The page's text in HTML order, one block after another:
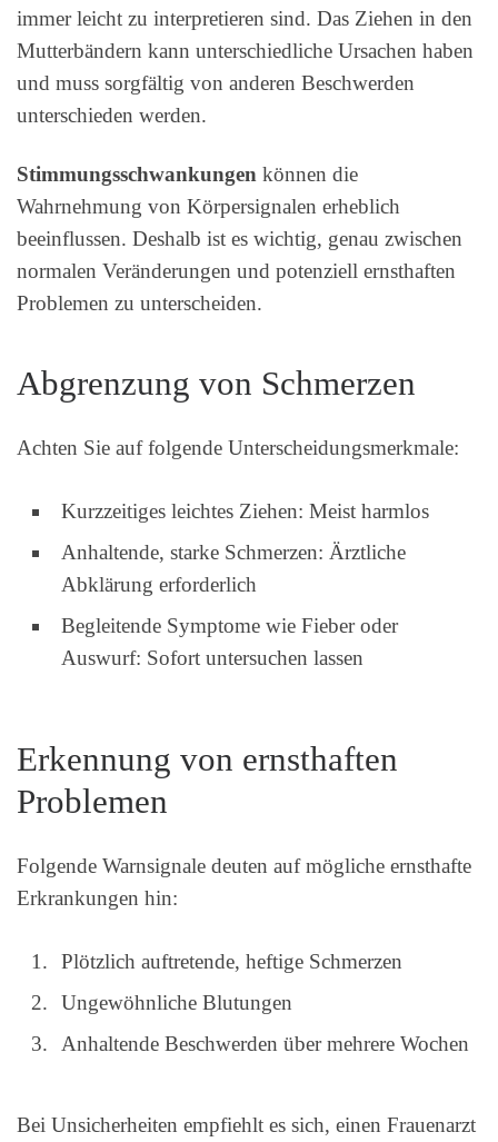
immer leicht zu interpretieren sind. Das Ziehen in den
Mutterbändern kann unterschiedliche Ursachen haben
und muss sorgfältig von anderen Beschwerden
unterschieden werden.
Stimmungsschwankungen können die
Wahrnehmung von Körpersignalen erheblich
beeinflussen. Deshalb ist es wichtig, genau zwischen
normalen Veränderungen und potenziell ernsthaften
Problemen zu unterscheiden.
Abgrenzung von Schmerzen
Achten Sie auf folgende Unterscheidungsmerkmale:
Kurzzeitiges leichtes Ziehen: Meist harmlos
Anhaltende, starke Schmerzen: Ärztliche
Abklärung erforderlich
Begleitende Symptome wie Fieber oder
Auswurf: Sofort untersuchen lassen
Erkennung von ernsthaften
Problemen
Folgende Warnsignale deuten auf mögliche ernsthafte
Erkrankungen hin:
Plötzlich auftretende, heftige Schmerzen
Ungewöhnliche Blutungen
Anhaltende Beschwerden über mehrere Wochen
Bei Unsicherheiten empfiehlt es sich, einen Frauenarzt